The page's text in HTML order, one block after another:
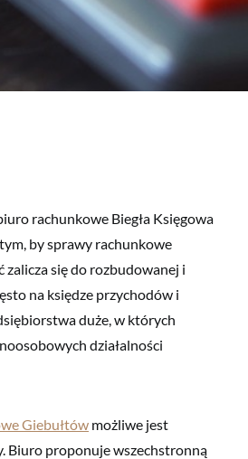
rachunkowe Biegła Księgowa
by sprawy rachunkowe
zalicza się do rozbudowanej i
na księdze przychodów i
duże, w których
działalności
Giebułtów możliwe jest
Biuro proponuje wszechstronną